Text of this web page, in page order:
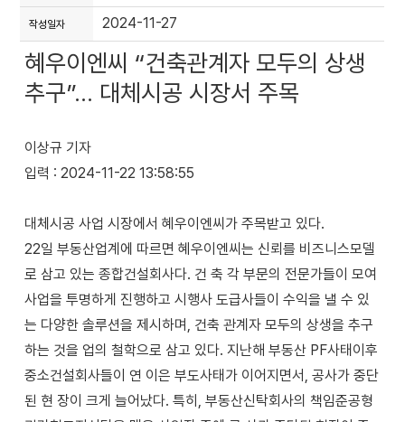
작성일자 2024-11-27
혜우이엔씨 “건축관계자 모두의 상생
추구”… 대체시공 시장서 주목
이상규 기자
입력 : 2024-11-22 13:58:55
대체시공 사업 시장에서 혜우이엔씨가 주목받고 있다.
22일 부동산업계에 따르면 혜우이엔씨는 신뢰를 비즈니스모델
로 삼고 있는 종합건설회사다. 건 축 각 부문의 전문가들이 모여
사업을 투명하게 진행하고 시행사 도급사들이 수익을 낼 수 있
는 다양한 솔루션을 제시하며, 건축 관계자 모두의 상생을 추구
하는 것을 업의 철학으로 삼고 있다. 지난해 부동산 PF사태이후
중소건설회사들이 연 이은 부도사태가 이어지면서, 공사가 중단
된 현 장이 크게 늘어났다. 특히, 부동산신탁회사의 책임준공형